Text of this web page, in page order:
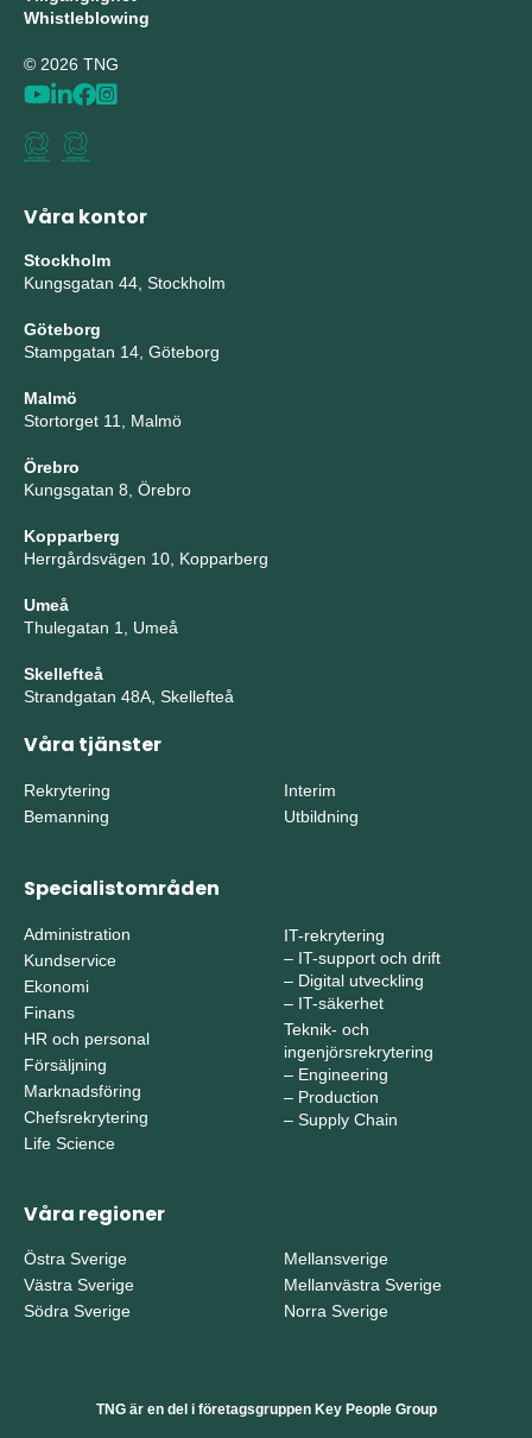
Whistleblowing
© 2026 TNG
Våra kontor
Stockholm
Kungsgatan 44, Stockholm
Göteborg
Stampgatan 14, Göteborg
Malmö
Stortorget 11, Malmö
Örebro
Kungsgatan 8, Örebro
Kopparberg
Herrgårdsvägen 10, Kopparberg
Umeå
Thulegatan 1, Umeå
Skellefteå
Strandgatan 48A, Skellefteå
Våra tjänster
Rekrytering
Bemanning
Interim
Utbildning
Specialistområden
Administration
Kundservice
Ekonomi
Finans
HR och personal
Försäljning
Marknadsföring
Chefsrekrytering
Life Science
IT-rekrytering
– IT-support och drift
– Digital utveckling
– IT-säkerhet
Teknik- och
ingenjörsrekrytering
– Engineering
– Production
– Supply Chain
Våra regioner
Östra Sverige
Västra Sverige
Södra Sverige
Mellansverige
Mellanvästra Sverige
Norra Sverige
TNG är en del i företagsgruppen Key People Group